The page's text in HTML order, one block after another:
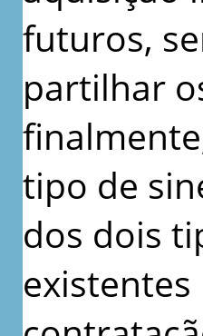
futuros,
partilhar
tipo de
dos dois